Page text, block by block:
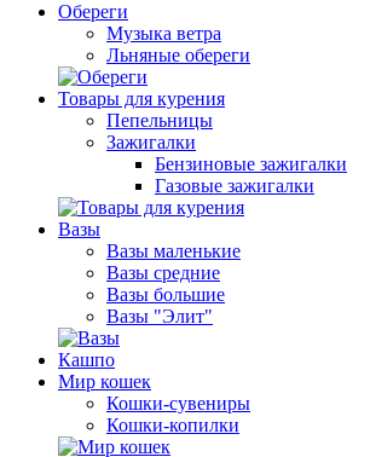
Обереги
Музыка ветра
Льняные обереги
Товары для курения
Пепельницы
Зажигалки
Бензиновые зажигалки
Газовые зажигалки
Вазы
Вазы маленькие
Вазы средние
Вазы большие
Вазы "Элит"
Кашпо
Мир кошек
Кошки-сувениры
Кошки-копилки